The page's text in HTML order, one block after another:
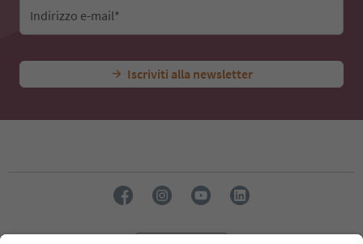
Indirizzo e-mail*
Iscriviti alla newsletter